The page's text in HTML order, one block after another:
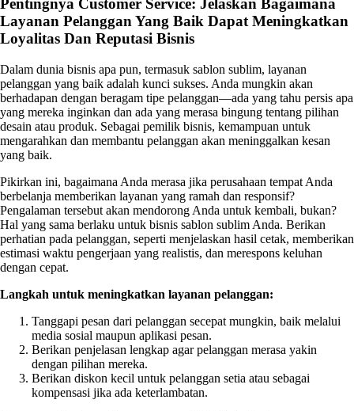
Pentingnya Customer Service: Jelaskan Bagaimana
Layanan Pelanggan Yang Baik Dapat Meningkatkan
Loyalitas Dan Reputasi Bisnis
Dalam dunia bisnis apa pun, termasuk sablon sublim, layanan
pelanggan yang baik adalah kunci sukses. Anda mungkin akan
berhadapan dengan beragam tipe pelanggan—ada yang tahu persis apa
yang mereka inginkan dan ada yang merasa bingung tentang pilihan
desain atau produk. Sebagai pemilik bisnis, kemampuan untuk
mengarahkan dan membantu pelanggan akan meninggalkan kesan
yang baik.
Pikirkan ini, bagaimana Anda merasa jika perusahaan tempat Anda
berbelanja memberikan layanan yang ramah dan responsif?
Pengalaman tersebut akan mendorong Anda untuk kembali, bukan?
Hal yang sama berlaku untuk bisnis sablon sublim Anda. Berikan
perhatian pada pelanggan, seperti menjelaskan hasil cetak, memberikan
estimasi waktu pengerjaan yang realistis, dan merespons keluhan
dengan cepat.
Langkah untuk meningkatkan layanan pelanggan:
Tanggapi pesan dari pelanggan secepat mungkin, baik melalui
media sosial maupun aplikasi pesan.
Berikan penjelasan lengkap agar pelanggan merasa yakin
dengan pilihan mereka.
Berikan diskon kecil untuk pelanggan setia atau sebagai
kompensasi jika ada keterlambatan.